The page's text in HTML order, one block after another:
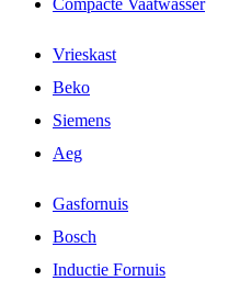
Compacte Vaatwasser
Vrieskast
Beko
Siemens
Aeg
Gasfornuis
Bosch
Inductie Fornuis